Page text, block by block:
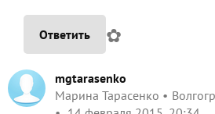
Ответить ✿
mgtarasenko
Марина Тарасенко